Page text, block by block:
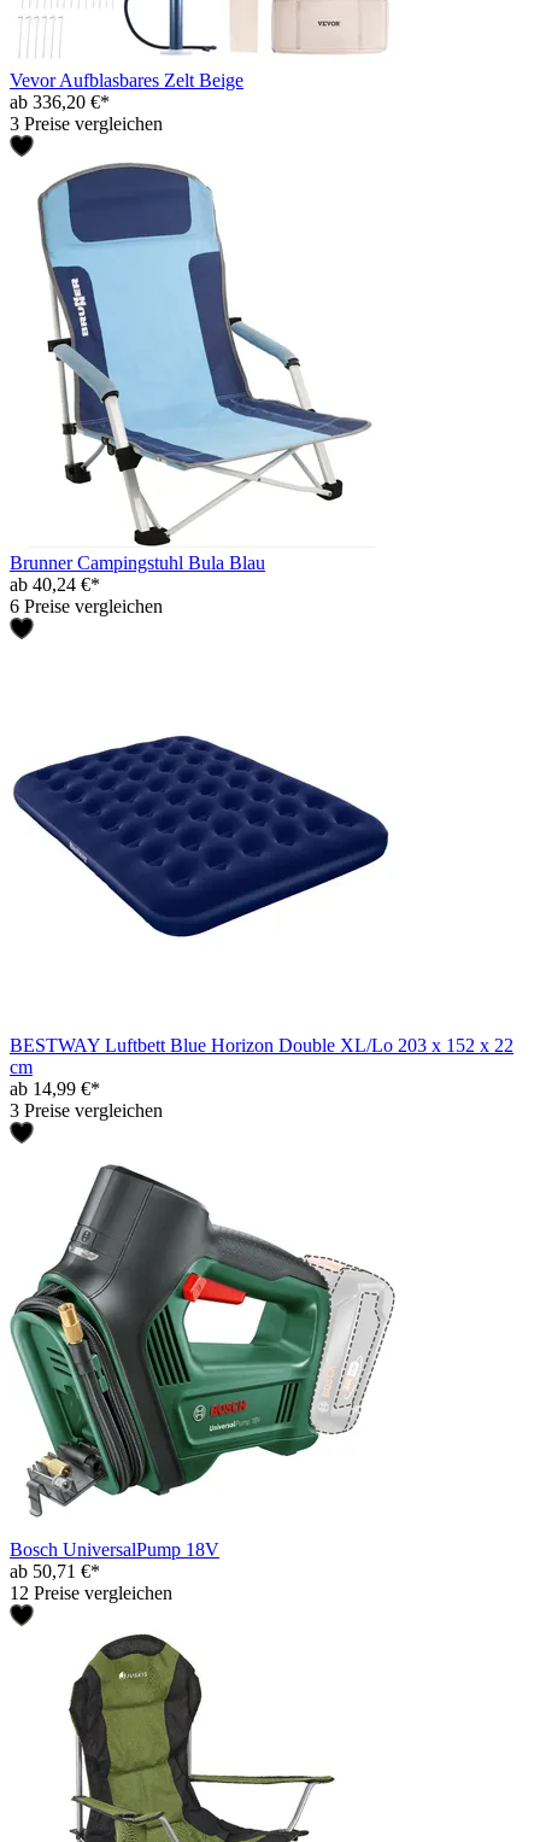
Vevor Aufblasbares Zelt Beige
ab 336,20 €*
3 Preise vergleichen
Brunner Campingstuhl Bula Blau
ab 40,24 €*
6 Preise vergleichen
BESTWAY Luftbett Blue Horizon Double XL/Lo 203 x 152 x 22
cm
ab 14,99 €*
3 Preise vergleichen
Bosch UniversalPump 18V
ab 50,71 €*
12 Preise vergleichen